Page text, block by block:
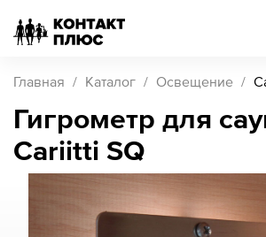
Главная Каталог Освещение
Гигрометр для
Cariitti SQ
499
504-
48
Каталог
Стать
партнером